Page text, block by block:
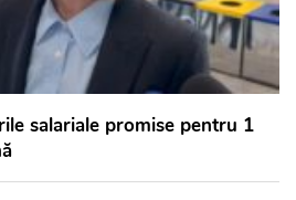
salariale promise pentru 1